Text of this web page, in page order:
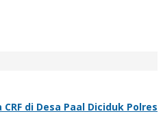
di Desa Paal Diciduk Polres